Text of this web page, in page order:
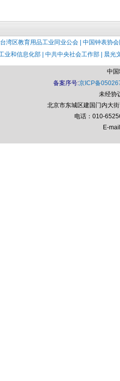
台湾区教育用品工业同业公会 | 中国钟表协
业和信息化部 | 中共中央社会工作部 | 晨光
中
备案序号:京ICP备
未经协
北京市东城区建国门内大
电话：010-
E-